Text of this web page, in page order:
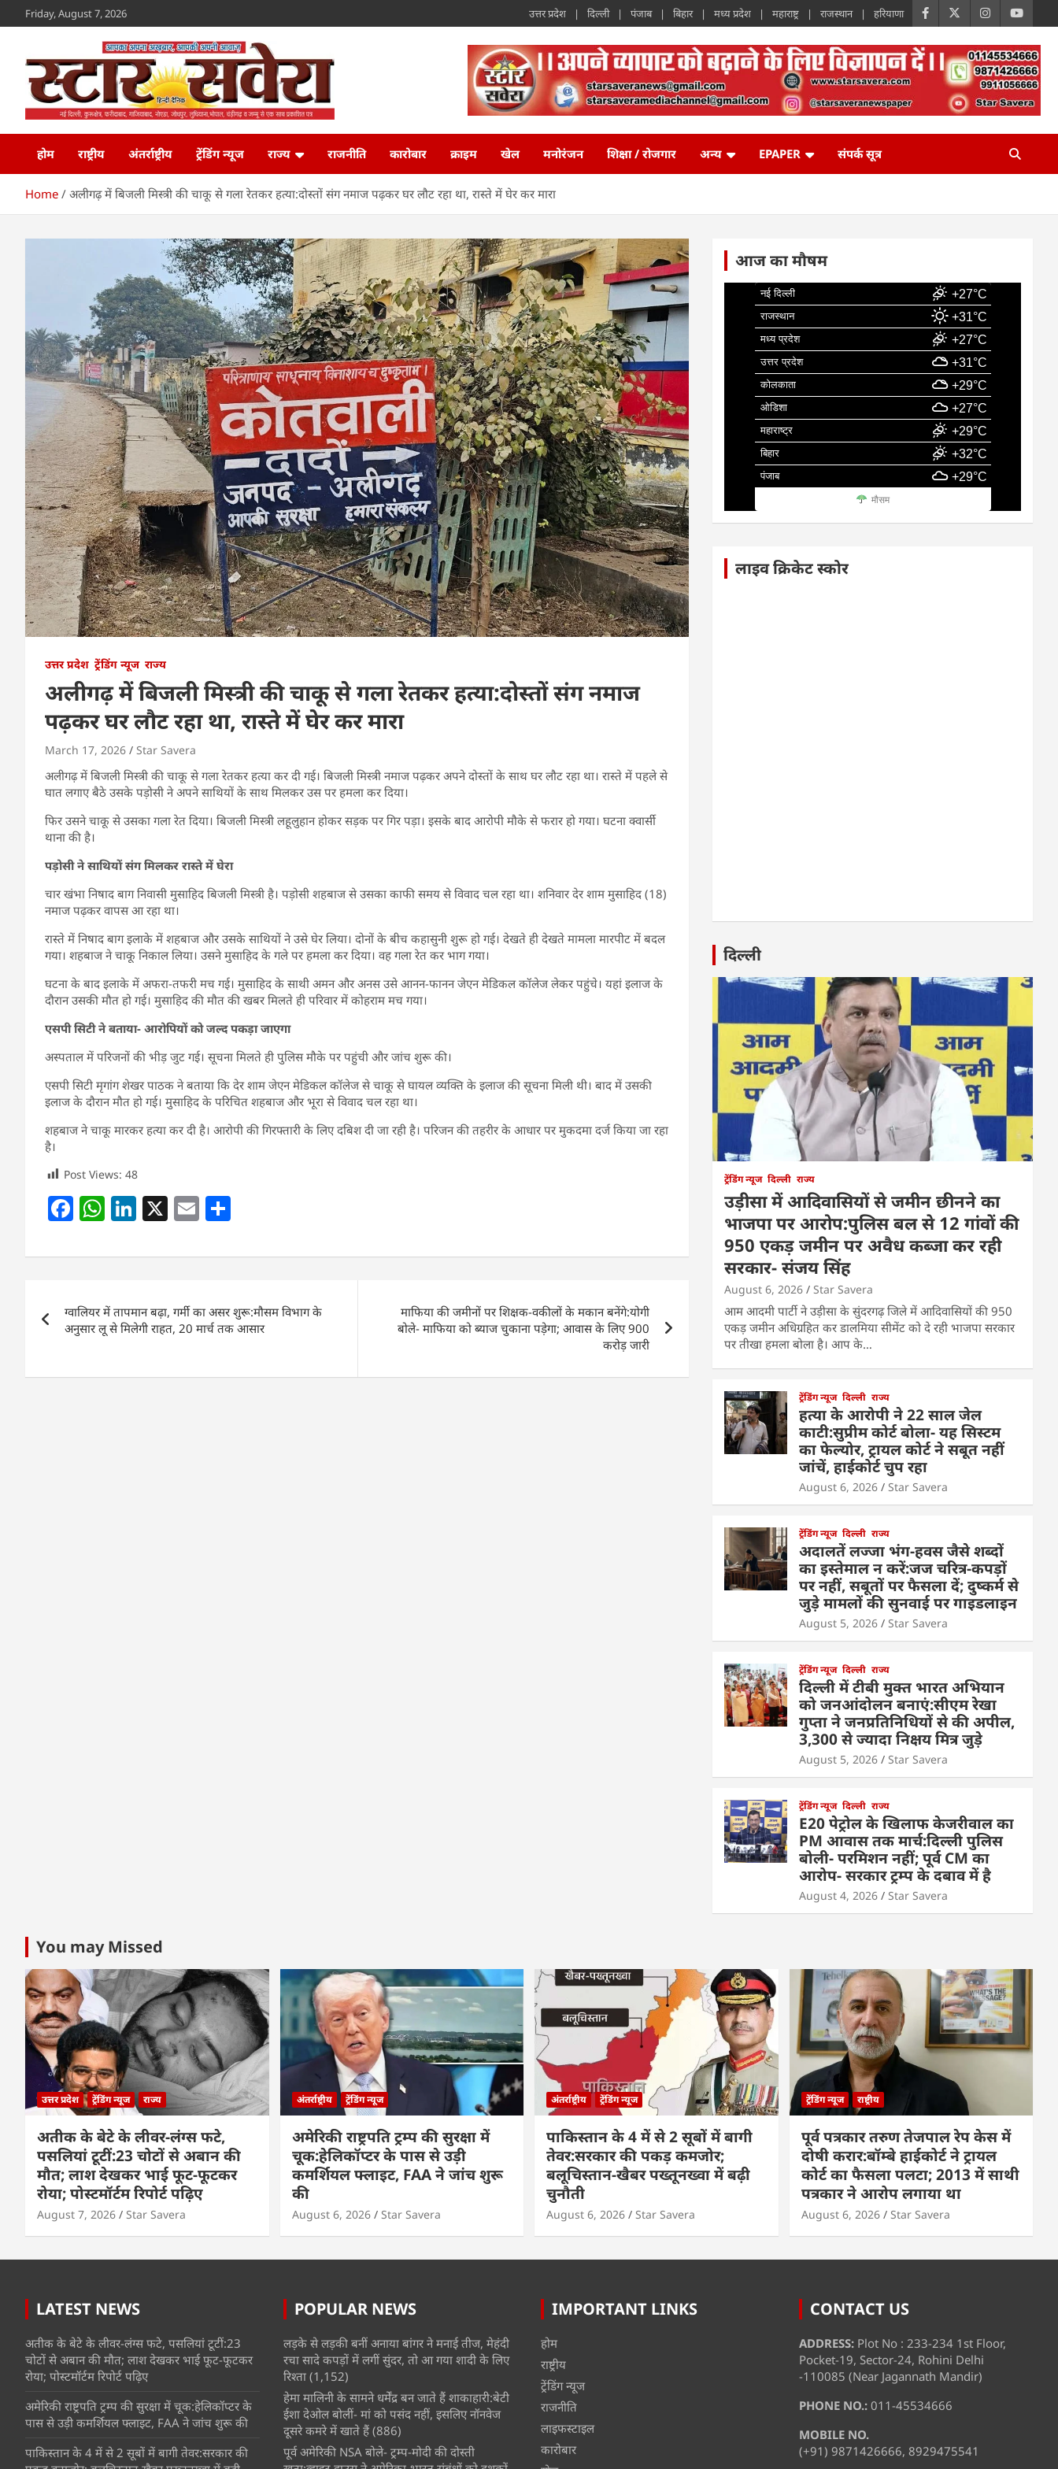
to
Friday, August 7, 2026 उत्तर प्रदेश दिल्ली पंजाब बिहार मध्य प्रदेश महाराष्ट्र राजस्थान हरियाणा
Star Savera
होम
राष्ट्रीय अंतर्राष्ट्रीय ट्रेंडिंग न्यूज राज्य राजनीति कारोबार क्राइम खेल मनोरंजन शिक्षा / रोजगार अन्य EPAPER संपर्क सूत्र
Home अलीगढ़ में बिजली मिस्त्री की चाकू से गला रेतकर हत्या:दोस्तों संग नमाज पढ़कर घर लौट रहा था, रास्ते में घेर कर मारा
उत्तर प्रदेश ट्रेंडिंग न्यूज राज्य
अलीगढ़ में बिजली मिस्त्री की चाकू से गला रेतकर हत्या:दोस्तों संग नमाज
पढ़कर घर लौट रहा था, रास्ते में घेर कर मारा
March 17, 2026 Star Savera
​अलीगढ़ में बिजली मिस्त्री की चाकू से गला रेतकर हत्या कर दी गई। बिजली मिस्त्री नमाज पढ़कर अपने दोस्तों के साथ घर लौट रहा था। रास्ते में पहले से
घात लगाए बैठे उसके पड़ोसी ने अपने साथियों के साथ मिलकर उस पर हमला कर दिया।
फिर उसने चाकू से उसका गला रेत दिया। बिजली मिस्त्री लहूलुहान होकर सड़क पर गिर पड़ा। इसके बाद आरोपी मौके से फरार हो गया। घटना क्वार्सी
थाना की है।
पड़ोसी ने साथियों संग मिलकर रास्ते में घेरा
चार खंभा निषाद बाग निवासी मुसाहिद बिजली मिस्त्री है। पड़ोसी शहबाज से उसका काफी समय से विवाद चल रहा था। शनिवार देर शाम मुसाहिद (18)
नमाज पढ़कर वापस आ रहा था।
रास्ते में निषाद बाग इलाके में शहबाज और उसके साथियों ने उसे घेर लिया। दोनों के बीच कहासुनी शुरू हो गई। देखते ही देखते मामला मारपीट में बदल
गया। शहबाज ने चाकू निकाल लिया। उसने मुसाहिद के गले पर हमला कर दिया। वह गला रेत कर भाग गया।
​घटना के बाद इलाके में अफरा-तफरी मच गई। मुसाहिद के साथी अमन और अनस उसे आनन-फानन जेएन मेडिकल कॉलेज लेकर पहुंचे। यहां इलाज के
दौरान उसकी मौत हो गई। मुसाहिद की मौत की खबर मिलते ही परिवार में कोहराम मच गया।
एसपी सिटी ने बताया- आरोपियों को जल्द पकड़ा जाएगा
अस्पताल में परिजनों की भीड़ जुट गई। सूचना मिलते ही पुलिस मौके पर पहुंची और जांच शुरू की।
एसपी सिटी मृगांग शेखर पाठक ने बताया कि देर शाम जेएन मेडिकल कॉलेज से चाकू से घायल व्यक्ति के इलाज की सूचना मिली थी। बाद में उसकी
इलाज के दौरान मौत हो गई। मुसाहिद के परिचित शहबाज और भूरा से विवाद चल रहा था।
शहबाज ने चाकू मारकर हत्या कर दी है। आरोपी की गिरफ्तारी के लिए दबिश दी जा रही है। परिजन की तहरीर के आधार पर मुकदमा दर्ज किया जा रहा
है।
Post Views: 48
F
c
b
o
k
W
at
A
p
Li
k
dI
n
X E
ai ar
navigation
ग्वालियर में तापमान बढ़ा, गर्मी का असर शुरू:मौसम विभाग के
अनुसार लू से मिलेगी राहत, 20 मार्च तक आसार
माफिया की जमीनों पर शिक्षक-वकीलों के मकान बनेंगे:योगी
बोले- माफिया को ब्याज चुकाना पड़ेगा; आवास के लिए 900
करोड़ जारी
आज का मौषम
नई दिल्ली +27°C
राजस्थान +31°C
मध्य प्रदेश +27°C
उत्तर प्रदेश +31°C
कोलकाता +29°C
ओडिशा +27°C
महाराष्ट्र +29°C
बिहार +32°C
पंजाब +29°C
मौसम
लाइव क्रिकेट स्कोर
दिल्ली
ट्रेंडिंग न्यूज दिल्ली राज्य
उड़ीसा में आदिवासियों से जमीन छीनने का
भाजपा पर आरोप:पुलिस बल से 12 गांवों की
950 एकड़ जमीन पर अवैध कब्जा कर रही
सरकार- संजय सिंह
August 6, 2026 Star Savera
आम आदमी पार्टी ने उड़ीसा के सुंदरगढ़ जिले में आदिवासियों की 950
एकड़ जमीन अधिग्रहित कर डालमिया सीमेंट को दे रही भाजपा सरकार
पर तीखा हमला बोला है। आप के…
ट्रेंडिंग न्यूज दिल्ली राज्य
हत्या के आरोपी ने 22 साल जेल
काटी:सुप्रीम कोर्ट बोला- यह सिस्टम
का फेल्योर, ट्रायल कोर्ट ने सबूत नहीं
जांचें, हाईकोर्ट चुप रहा
August 6, 2026 Star Savera
ट्रेंडिंग न्यूज दिल्ली राज्य
अदालतें लज्जा भंग-हवस जैसे शब्दों
का इस्तेमाल न करें:जज चरित्र-कपड़ों
पर नहीं, सबूतों पर फैसला दें; दुष्कर्म से
जुड़े मामलों की सुनवाई पर गाइडलाइन
August 5, 2026 Star Savera
ट्रेंडिंग न्यूज दिल्ली राज्य
दिल्ली में टीबी मुक्त भारत अभियान
को जनआंदोलन बनाएं:सीएम रेखा
गुप्ता ने जनप्रतिनिधियों से की अपील,
3,300 से ज्यादा निक्षय मित्र जुड़े
August 5, 2026 Star Savera
ट्रेंडिंग न्यूज दिल्ली राज्य
E20 पेट्रोल के खिलाफ केजरीवाल का
PM आवास तक मार्च:दिल्ली पुलिस
बोली- परमिशन नहीं; पूर्व CM का
आरोप- सरकार ट्रम्प के दबाव में है
August 4, 2026 Star Savera
You may Missed
उत्तर प्रदेश ट्रेंडिंग न्यूज राज्य
अतीक के बेटे के लीवर-लंग्स फटे,
पसलियां टूटीं:23 चोटों से अबान की
मौत; लाश देखकर भाई फूट-फूटकर
रोया; पोस्टमॉर्टम रिपोर्ट पढ़िए
August 7, 2026 Star Savera
अंतर्राष्ट्रीय ट्रेंडिंग न्यूज
अमेरिकी राष्ट्रपति ट्रम्प की सुरक्षा में
चूक:हेलिकॉप्टर के पास से उड़ी
कमर्शियल फ्लाइट, FAA ने जांच शुरू
की
August 6, 2026 Star Savera
अंतर्राष्ट्रीय ट्रेंडिंग न्यूज
पाकिस्तान के 4 में से 2 सूबों में बागी
तेवर:सरकार की पकड़ कमजोर;
बलूचिस्तान-खैबर पख्तूनख्वा में बढ़ी
चुनौती
August 6, 2026 Star Savera
ट्रेंडिंग न्यूज राष्ट्रीय
पूर्व पत्रकार तरुण तेजपाल रेप केस में
दोषी करार:बॉम्बे हाईकोर्ट ने ट्रायल
कोर्ट का फैसला पलटा; 2013 में साथी
पत्रकार ने आरोप लगाया था
August 6, 2026 Star Savera
LATEST NEWS
अतीक के बेटे के लीवर-लंग्स फटे, पसलियां टूटीं:23
चोटों से अबान की मौत; लाश देखकर भाई फूट-फूटकर
रोया; पोस्टमॉर्टम रिपोर्ट पढ़िए
अमेरिकी राष्ट्रपति ट्रम्प की सुरक्षा में चूक:हेलिकॉप्टर के
पास से उड़ी कमर्शियल फ्लाइट, FAA ने जांच शुरू की
पाकिस्तान के 4 में से 2 सूबों में बागी तेवर:सरकार की
POPULAR NEWS
लड़के से लड़की बनीं अनाया बांगर ने मनाई तीज, मेहंदी
रचा सादे कपड़ों में लगीं सुंदर, तो आ गया शादी के लिए
रिश्ता (1,152)
हेमा मालिनी के सामने धर्मेंद्र बन जाते हैं शाकाहारी:बेटी
ईशा देओल बोलीं- मां को पसंद नहीं, इसलिए नॉनवेज
दूसरे कमरे में खाते हैं (886)
पूर्व अमेरिकी NSA बोले- ट्रम्प-मोदी की दोस्ती
IMPORTANT LINKS
होम
राष्ट्रीय
ट्रेंडिंग न्यूज
राजनीति
लाइफस्टाइल
कारोबार
CONTACT US
ADDRESS: Plot No : 233-234 1st Floor,
Pocket-19, Sector-24, Rohini Delhi
-110085 (Near Jagannath Mandir)
PHONE NO.: 011-45534666
MOBILE NO.
(+91) 9871426666, 8929475541